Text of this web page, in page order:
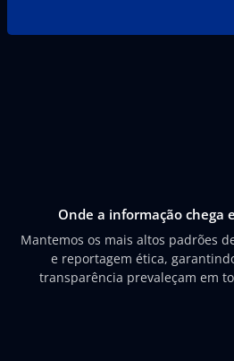
Onde a informação chega
Mantemos os mais altos padrões
e reportagem ética,
transparência prevaleçam em